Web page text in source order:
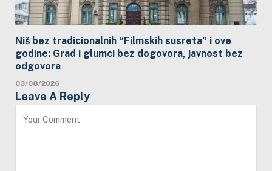
Niš bez tradicionalnih “Filmskih susreta” i ove
godine: Grad i glumci bez dogovora, javnost bez
odgovora
03/08/2026
Leave A Reply